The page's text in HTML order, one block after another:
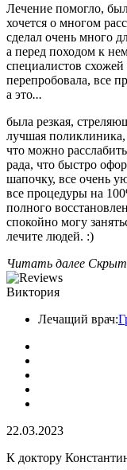
Лечение помогло,
хочется о многом
сделал очень много
а перед походом к
специалистов
перепробовала, все
а это...
была резкая,
лучшая поликлиника,
что можно
рада, что быстро
шапочку, все очень
все процедуры на
полного
спокойно могу
лечите людей. :)
Читать далее
Виктория
Лечащий врач:
22.03.2023
К доктору